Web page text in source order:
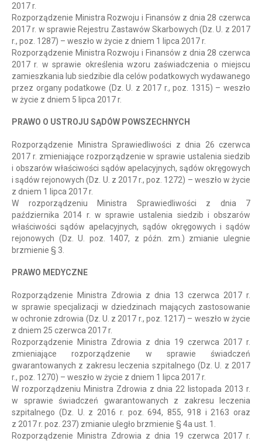
2017 r.
Rozporządzenie Ministra Rozwoju i Finansów z dnia 28 czerwca
2017 r. w sprawie Rejestru Zastawów Skarbowych (Dz. U. z 2017
r., poz. 1287) – weszło w życie z dniem 1 lipca 2017 r.
Rozporządzenie Ministra Rozwoju i Finansów z dnia 28 czerwca
2017 r. w sprawie określenia wzoru zaświadczenia o miejscu
zamieszkania lub siedzibie dla celów podatkowych wydawanego
przez organy podatkowe (Dz. U. z 2017 r., poz. 1315) – weszło
w życie z dniem 5 lipca 2017 r.
PRAWO O USTROJU SĄDÓW POWSZECHNYCH
Rozporządzenie Ministra Sprawiedliwości z dnia 26 czerwca
2017 r. zmieniające rozporządzenie w sprawie ustalenia siedzib
i obszarów właściwości sądów apelacyjnych, sądów okręgowych
i sądów rejonowych (Dz. U. z 2017 r., poz. 1272) – weszło w życie
z dniem 1 lipca 2017 r.
W rozporządzeniu Ministra Sprawiedliwości z dnia 7
października 2014 r. w sprawie ustalenia siedzib i obszarów
właściwości sądów apelacyjnych, sądów okręgowych i sądów
rejonowych (Dz. U. poz. 1407, z późn. zm.) zmianie ulegnie
brzmienie § 3.
PRAWO MEDYCZNE
Rozporządzenie Ministra Zdrowia z dnia 13 czerwca 2017 r.
w sprawie specjalizacji w dziedzinach mających zastosowanie
w ochronie zdrowia (Dz. U. z 2017 r., poz. 1217) – weszło w życie
z dniem 25 czerwca 2017 r.
Rozporządzenie Ministra Zdrowia z dnia 19 czerwca 2017 r.
zmieniające rozporządzenie w sprawie świadczeń
gwarantowanych z zakresu leczenia szpitalnego (Dz. U. z 2017
r., poz. 1270) – weszło w życie z dniem 1 lipca 2017 r.
W rozporządzeniu Ministra Zdrowia z dnia 22 listopada 2013 r.
w sprawie świadczeń gwarantowanych z zakresu leczenia
szpitalnego (Dz. U. z 2016 r. poz. 694, 855, 918 i 2163 oraz
z 2017 r. poz. 237) zmianie uległo brzmienie § 4a ust. 1.
Rozporządzenie Ministra Zdrowia z dnia 19 czerwca 2017 r.